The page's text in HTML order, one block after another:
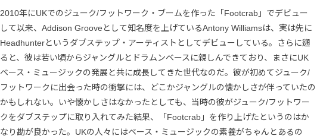
2010年にUKでのジューク/フットワーク・ブームを作った「Footcrab」でデビュー
して以来、Addison Grooveとして知名度を上げているAntony Williamsは、実は先に
Headhunterというダブステップ・アーティストとしてデビューしている。さらに遡
ると、彼は若い頃からジャングルとドラムンベースに親しんできており、まさにUK
ベース・ミュージックの発展と共に成長してきた世代なのだ。彼が初めてジューク/
フットワークに出会った時の衝撃には、どこかジャングルの懐かしさが伴っていたの
かもしれない。いや懐かしさはなかったとしても、当時の彼がジューク/フットワー
クをダブステップに取り入れてみた結果、「Footcrab」を作り上げたというのはか
なり勘が良かった。UKの人々にはベース・ミュージックの素養がちゃんとあるの